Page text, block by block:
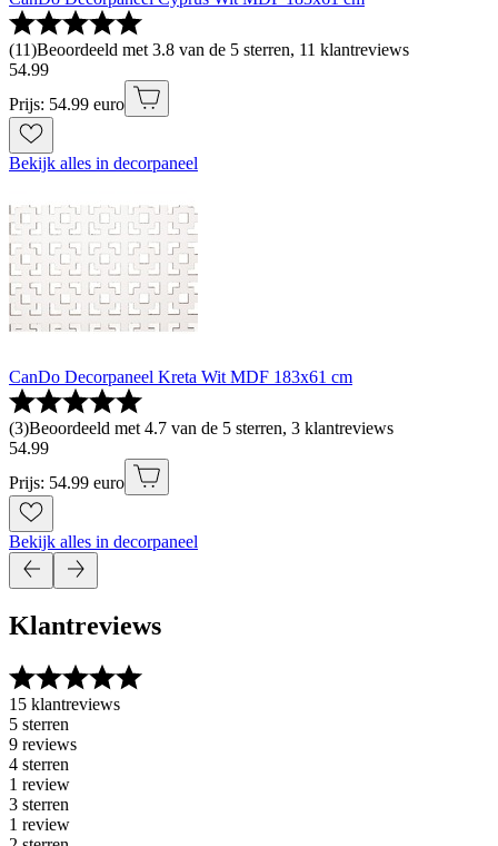
(11)Beoordeeld met 3.8 van de 5 sterren, 11 klantreviews
54.99
Prijs: 54.99 euro
Bekijk alles in decorpaneel
CanDo Decorpaneel Kreta Wit MDF 183x61 cm
(3)Beoordeeld met 4.7 van de 5 sterren, 3 klantreviews
54.99
Prijs: 54.99 euro
Bekijk alles in decorpaneel
Klantreviews
15 klantreviews
5 sterren
9 reviews
4 sterren
1 review
3 sterren
1 review